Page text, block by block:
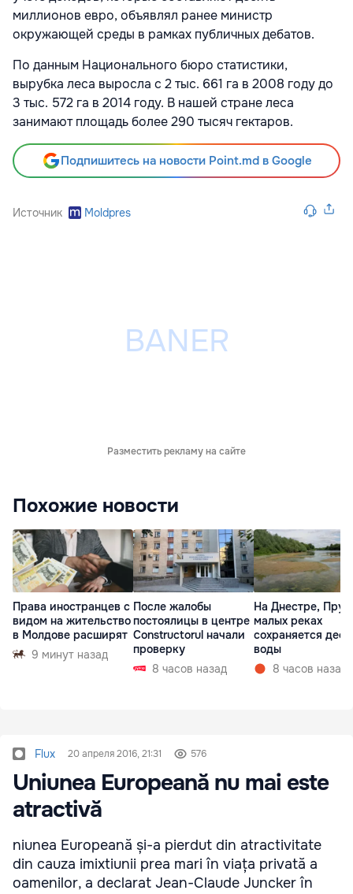
миллионов евро, объявлял ранее министр
окружающей среды в рамках публичных дебатов.
По данным Национального бюро статистики,
вырубка леса выросла с 2 тыс. 661 га в 2008 году до
3 тыс. 572 га в 2014 году. В нашей стране леса
занимают площадь более 290 тысяч гектаров.
Подпишитесь на новости Point.md в Google
Источник Moldpres
Разместить рекламу на сайте
Похожие новости
Права иностранцев с
видом на жительство
в Молдове расширят
9 минут назад
После жалобы
постоялицы в центре
Constructorul начали
проверку
8 часов назад
На Днестре,
малых реках
сохраняется
воды
8 часов назад
Flux 20 апреля 2016, 21:31 576
Uniunea Europeană nu mai este
atractivă
niunea Europeană și-a pierdut din atractivitate
din cauza imixtiunii prea mari în viața privată a
oamenilor, a declarat Jean-Claude Juncker în